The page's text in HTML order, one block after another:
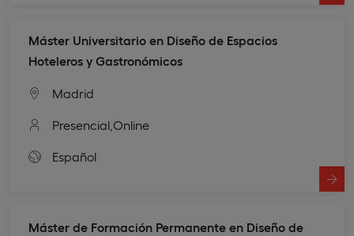
Máster Universitario en Diseño de Espacios
Hoteleros y Gastronómicos
Madrid
Presencial, Online
Español
Máster de Formación Permanente en Diseño de